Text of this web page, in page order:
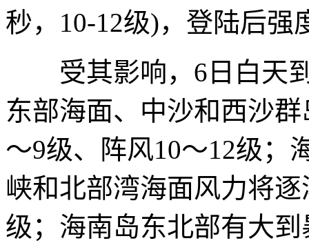
秒，10-12级)，登陆后强
受其影响，6日白天到
东部海面、中沙和西沙
～9级、阵风10～12级；
峡和北部湾海面风力将
级；海南岛东北部有大